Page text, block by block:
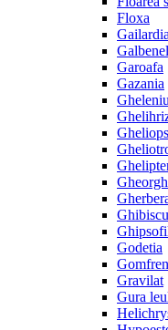
Floxa
Gailardia
Garoafa
Gazania
Godetia
Gravilat
Gura